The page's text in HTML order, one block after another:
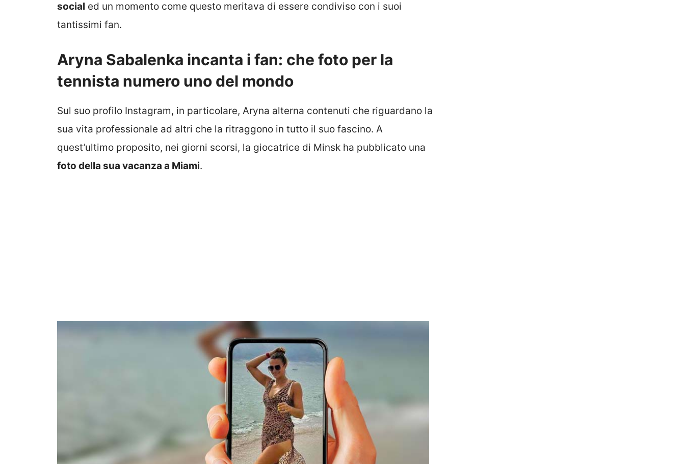
social ed un momento come questo meritava di essere condiviso con i suoi
tantissimi fan.
Aryna Sabalenka incanta i fan: che foto per la
tennista numero uno del mondo
Sul suo profilo Instagram, in particolare, Aryna alterna contenuti che riguardano la
sua vita professionale ad altri che la ritraggono in tutto il suo fascino. A
quest’ultimo proposito, nei giorni scorsi, la giocatrice di Minsk ha pubblicato una
foto della sua vacanza a Miami.